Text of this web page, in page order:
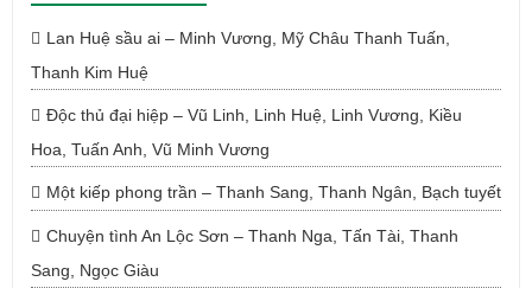
Lan Huệ sầu ai – Minh Vương, Mỹ Châu Thanh Tuấn,
Thanh Kim Huệ
Độc thủ đại hiệp – Vũ Linh, Linh Huệ, Linh Vương, Kiều
Hoa, Tuấn Anh, Vũ Minh Vương
Một kiếp phong trần – Thanh Sang, Thanh Ngân, Bạch tuyết
Chuyện tình An Lộc Sơn – Thanh Nga, Tấn Tài, Thanh
Sang, Ngọc Giàu